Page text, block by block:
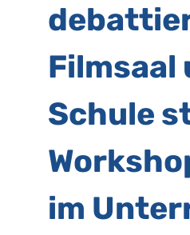
Filmsaal
Schule
im